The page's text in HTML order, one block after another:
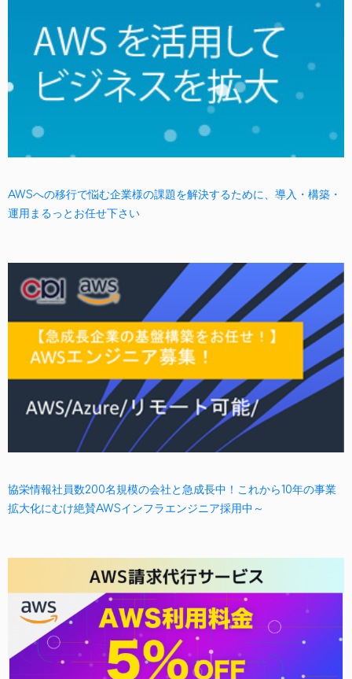
AWSへの移行で悩む企業様の課題を解決するために、導入・構築・
運用まるっとお任せ下さい
協栄情報社員数200名規模の会社と急成長中！これから10年の事業
拡大化にむけ絶賛AWSインフラエンジニア採用中～